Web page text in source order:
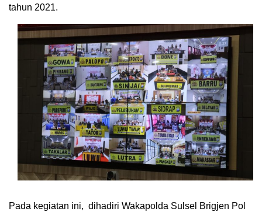
tahun 2021.
Pada kegiatan ini, dihadiri Wakapolda Sulsel Brigjen Pol